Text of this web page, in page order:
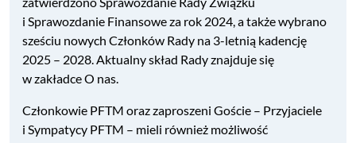
i Sprawozdanie Finansowe za rok 2024, a także wybrano
sześciu nowych Członków Rady na 3-letnią kadencję
2025 – 2028. Aktualny skład Rady znajduje się
w zakładce O nas.
Członkowie PFTM oraz zaproszeni Goście – Przyjaciele
i Sympatycy PFTM – mieli również możliwość